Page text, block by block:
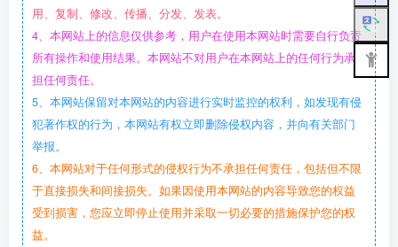
用、复制、修改、传播、分发、发表。
4、本网站上的信息仅供参考，用户在使用本网站时需要自行负责
所有操作和使用结果。本网站不对用户在本网站上的任何行为承
担任何责任。
5、本网站保留对本网站的内容进行实时监控的权利，如发现有侵
犯著作权的行为，本网站有权立即删除侵权内容，并向有关部门
举报。
6、本网站对于任何形式的侵权行为不承担任何责任，包括但不限
于直接损失和间接损失。如果因使用本网站的内容导致您的权益
受到损害，您应立即停止使用并采取一切必要的措施保护您的权
益。